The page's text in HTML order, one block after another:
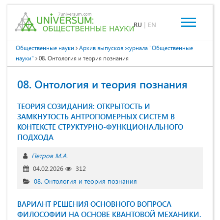
RU | EN
Общественные науки
Архив выпусков журнала "Общественные
науки"
08. Онтология и теория познания
08. Онтология и теория познания
ТЕОРИЯ СОЗИДАНИЯ: ОТКРЫТОСТЬ И
ЗАМКНУТОСТЬ АНТРОПОМЕРНЫХ СИСТЕМ В
КОНТЕКСТЕ СТРУКТУРНО-ФУНКЦИОНАЛЬНОГО
ПОДХОДА
Петров М.А.
04.02.2026
312
08. Онтология и теория познания
ВАРИАНТ РЕШЕНИЯ ОСНОВНОГО ВОПРОСА
ФИЛОСОФИИ НА ОСНОВЕ КВАНТОВОЙ МЕХАНИКИ.